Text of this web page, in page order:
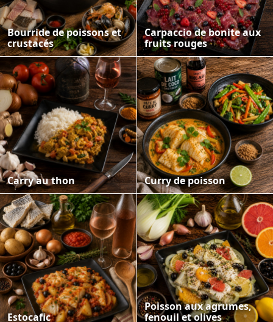
Bourride de poissons et
crustacés
Carpaccio de bonite aux
fruits rouges
Carry au thon Curry de poisson
Estocafic
Poisson aux agrumes,
fenouil et olives